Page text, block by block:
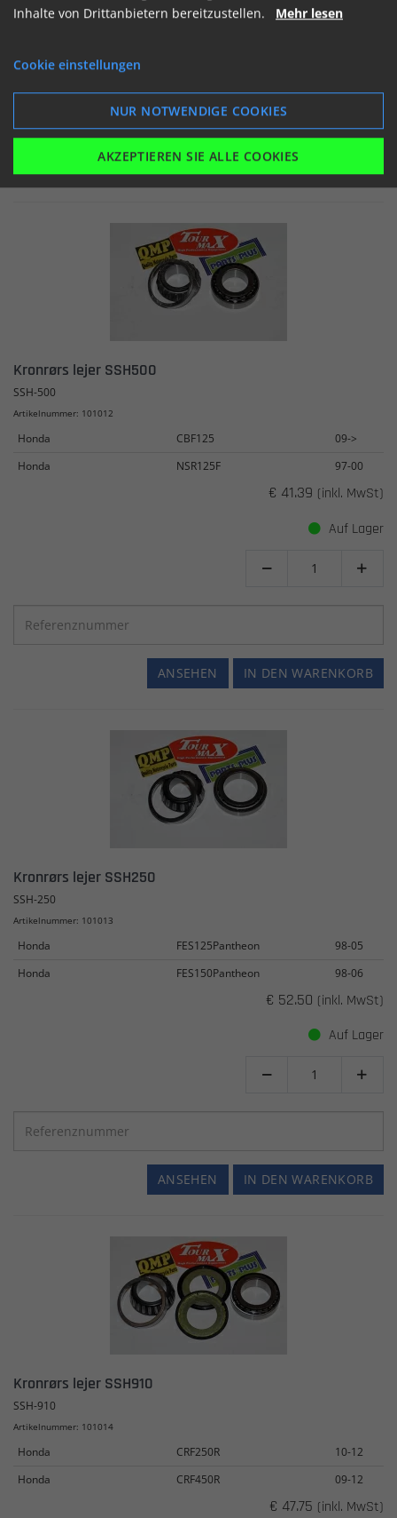
Auf Lager
IN DEN WARENKORB
ANSEHEN
Kronrørs lejer SSH500
SSH-500
Artikelnummer: 101012
Honda CBF125
09->
Honda
NSR125F 97-00
€ 41.39 (inkl. MwSt)
Auf Lager
 
IN DEN WARENKORB
ANSEHEN
Kronrørs lejer SSH250
SSH-250
Artikelnummer: 101013
Honda FES125Pantheon
98-05
Honda
FES150Pantheon 98-06
€ 52.50 (inkl. MwSt)
Auf Lager
 
IN DEN WARENKORB
ANSEHEN
Kronrørs lejer SSH910
SSH-910
Artikelnummer: 101014
Honda CRF250R
10-12
Honda
CRF450R 09-12
€ 47.75 (inkl. MwSt)
Inhalte von Drittanbietern bereitzustellen. Mehr lesen
Cookie einstellungen
NUR NOTWENDIGE COOKIES
AKZEPTIEREN SIE ALLE COOKIES